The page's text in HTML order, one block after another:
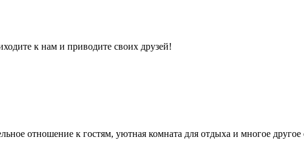
к нам и приводите своих друзей!
отношение к гостям, уютная комната для отдыха и многое другое